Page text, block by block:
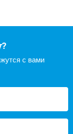
с вами